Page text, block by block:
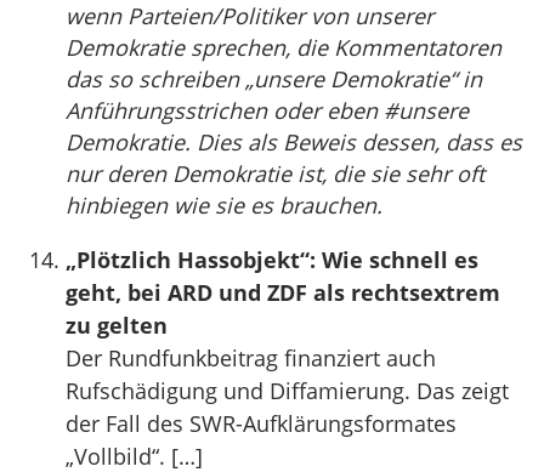
wenn Parteien/Politiker von unserer
Demokratie sprechen, die Kommentatoren
das so schreiben „unsere Demokratie“ in
Anführungsstrichen oder eben #unsere
Demokratie. Dies als Beweis dessen, dass es
nur deren Demokratie ist, die sie sehr oft
hinbiegen wie sie es brauchen.
„Plötzlich Hassobjekt“: Wie schnell es
geht, bei ARD und ZDF als rechtsextrem
zu gelten
Der Rundfunkbeitrag finanziert auch
Rufschädigung und Diffamierung. Das zeigt
der Fall des SWR-Aufklärungsformates
„Vollbild“. […]